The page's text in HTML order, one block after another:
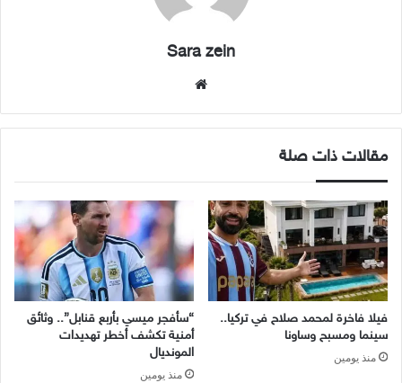
Sara zein
مقالات ذات صلة
فيلا فاخرة لمحمد صلاح في تركيا..
سينما ومسبح وساونا
منذ يومين
“سأفجر ميسي بأربع قنابل”.. وثائق
أمنية تكشف أخطر تهديدات
المونديال
منذ يومين